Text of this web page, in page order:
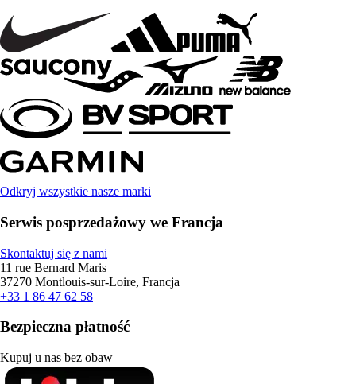
Odkryj wszystkie nasze marki
Serwis posprzedażowy we Francja
Skontaktuj się z nami
11 rue Bernard Maris
37270 Montlouis-sur-Loire, Francja
+33 1 86 47 62 58
Bezpieczna płatność
Kupuj u nas bez obaw